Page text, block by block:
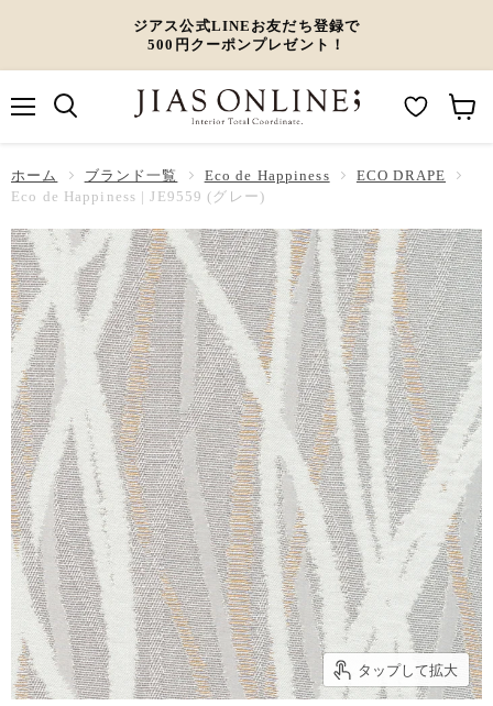
ジアス公式LINEお友だち登録で
500円クーポンプレゼント！
ー
s
h
l
i
s
t
を
見
る
ホーム ブランド一覧 Eco de Happiness
ECO DRAPE
Eco de Happiness | JE9559 (グレー)
タップして拡大